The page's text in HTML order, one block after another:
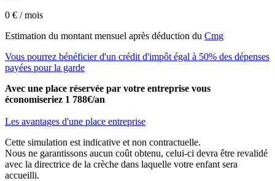
0 € / mois
Estimation du montant mensuel après déduction du Cmg
Vous pourrez bénéficier d'un crédit d'impôt égal à 50% des dépenses
payées pour la garde
Avec une place réservée par votre entreprise vous
économiseriez 1 788€/an
Les avantages d'une place entreprise
Cette simulation est indicative et non contractuelle.
Nous ne garantissons aucun coût obtenu, celui-ci devra être revalidé
avec la directrice de la crèche dans laquelle votre enfant sera
accueilli.